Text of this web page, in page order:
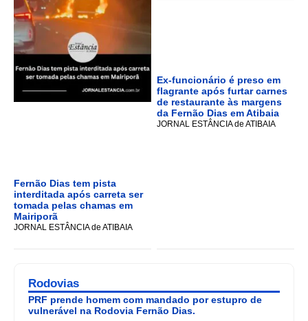
Fernão Dias tem pista
interditada após carreta ser
tomada pelas chamas em
Mairiporã
JORNAL ESTÂNCIA de ATIBAIA
Ex-funcionário é preso em
flagrante após furtar carnes
de restaurante às margens
da Fernão Dias em Atibaia
JORNAL ESTÂNCIA de ATIBAIA
Rodovias
PRF prende homem com mandado por estupro de
vulnerável na Rodovia Fernão Dias.